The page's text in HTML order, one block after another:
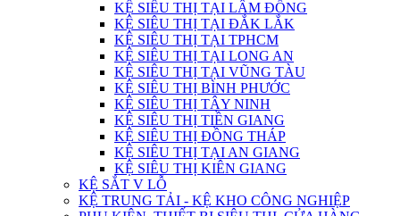
KỆ SIÊU THỊ TẠI LÂM ĐỒNG
KỆ SIÊU THỊ TẠI ĐẮK LẮK
KỆ SIÊU THỊ TẠI TPHCM
KỆ SIÊU THỊ TẠI LONG AN
KỆ SIÊU THỊ TẠI VŨNG TÀU
KỆ SIÊU THỊ BÌNH PHƯỚC
KỆ SIÊU THỊ TÂY NINH
KỆ SIÊU THỊ TIỀN GIANG
KỆ SIÊU THỊ ĐỒNG THÁP
KỆ SIÊU THỊ TẠI AN GIANG
KỆ SIÊU THỊ KIÊN GIANG
KỆ SẮT V LỖ
KỆ TRUNG TẢI - KỆ KHO CÔNG NGHIỆP